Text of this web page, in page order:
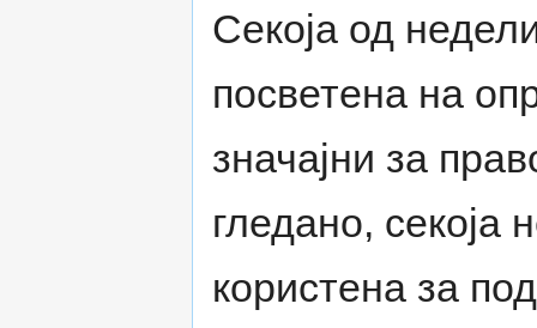
Секоја од
посветена на
значајни за
гледано, секоја
користена за